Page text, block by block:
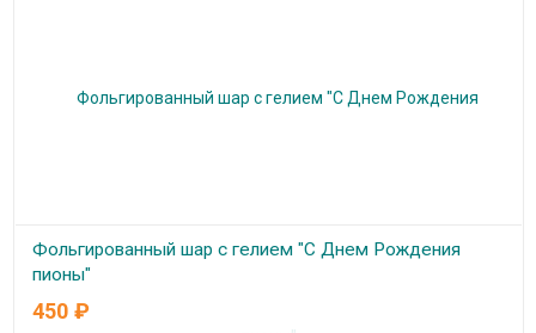
Фольгированный шар с гелием "С Днем Рождения
пионы"
В наличии
450 ₽